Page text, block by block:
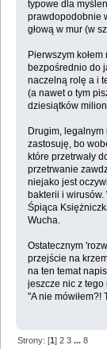
typowe dla
prawdopodobnie
głową w mur (w
Pierwszym
bezpośrednio do
naczelną rolę a i
(a nawet o tym
dziesiątków
Drugim,
zastosuję, bo
które przetrwały
przetrwanie
niejako jest
bakterii i
Śpiąca
Wucha.
Ostatecznym
przejście na
na ten temat
jeszcze nic z tego
"A nie mówiłem?!
Strony: [1]2 3 ...8